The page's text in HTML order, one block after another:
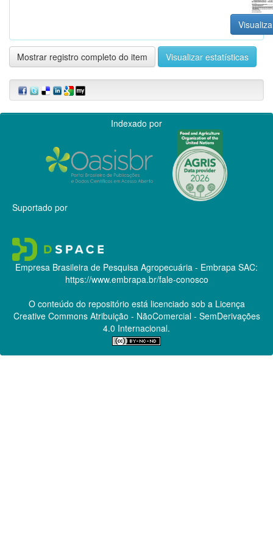
Mostrar registro completo do item Visualizar estatísticas
Indexado por
Suportado por
Empresa Brasileira de Pesquisa Agropecuária - Embrapa SAC:
https://www.embrapa.br/fale-conosco
O conteúdo do repositório está licenciado sob a Licença
Creative CommonsAtribuição - NãoComercial - SemDerivações
4.0 Internacional.